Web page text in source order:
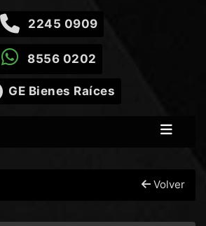
2245 0909
8556 0202
GE Bienes Raíces
Volver